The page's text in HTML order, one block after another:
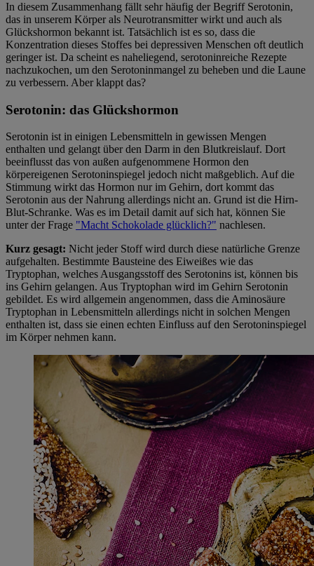
In diesem Zusammenhang fällt sehr häufig der Begriff Serotonin,
das in unserem Körper als Neurotransmitter wirkt und auch als
Glückshormon bekannt ist. Tatsächlich ist es so, dass die
Konzentration dieses Stoffes bei depressiven Menschen oft deutlich
geringer ist. Da scheint es naheliegend, serotoninreiche Rezepte
nachzukochen, um den Serotoninmangel zu beheben und die Laune
zu verbessern. Aber klappt das?
Serotonin: das Glückshormon
Serotonin ist in einigen Lebensmitteln in gewissen Mengen
enthalten und gelangt über den Darm in den Blutkreislauf. Dort
beeinflusst das von außen aufgenommene Hormon den
körpereigenen Serotoninspiegel jedoch nicht maßgeblich. Auf die
Stimmung wirkt das Hormon nur im Gehirn, dort kommt das
Serotonin aus der Nahrung allerdings nicht an. Grund ist die Hirn-
Blut-Schranke. Was es im Detail damit auf sich hat, können Sie
unter der Frage "Macht Schokolade glücklich?" nachlesen.
Kurz gesagt: Nicht jeder Stoff wird durch diese natürliche Grenze
aufgehalten. Bestimmte Bausteine des Eiweißes wie das
Tryptophan, welches Ausgangsstoff des Serotonins ist, können bis
ins Gehirn gelangen. Aus Tryptophan wird im Gehirn Serotonin
gebildet. Es wird allgemein angenommen, dass die Aminosäure
Tryptophan in Lebensmitteln allerdings nicht in solchen Mengen
enthalten ist, dass sie einen echten Einfluss auf den Serotoninspiegel
im Körper nehmen kann.